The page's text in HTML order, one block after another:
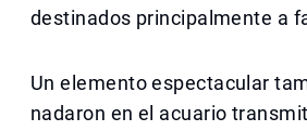
destinados principalmente a
Un elemento espectacular
nadaron en el acuario